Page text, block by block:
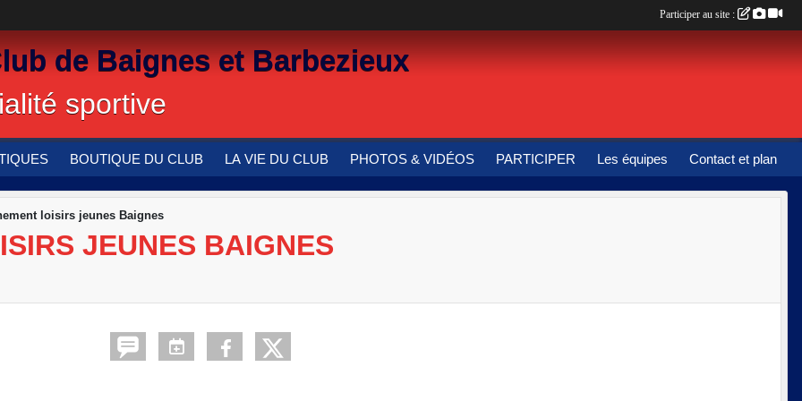
de Baignes et Barbezieux
sportive
BOUTIQUE DU CLUB LA VIE DU CLUB PHOTOS & VIDÉOS PARTICIPER Les équipes Contact et plan
loisirs jeunes Baignes
JEUNES BAIGNES
Participer au site :